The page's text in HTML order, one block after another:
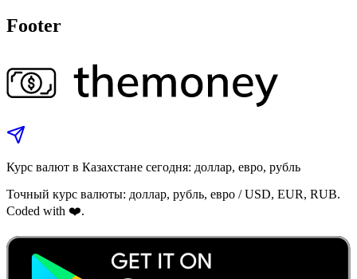
Footer
Курс валют в Казахстане сегодня: доллар, евро, рубль
Точный курс валюты: доллар, рубль, евро / USD, EUR, RUB.
Coded with ❤️.